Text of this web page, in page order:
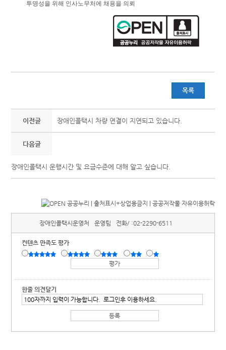
투명성을 위해 인사노무처에 채용을 의뢰
목록
이전글 장애인콜택시 차량 연결이 지연되고 있습니다.
다음글
장애인콜택시 운행시간 및 요금수준에 대해 알고 싶습니다.
장애인콜택시운영처 운영팀 전화/ :02-2290-6511
컨텐츠 만족도 평가
한줄 의견달기